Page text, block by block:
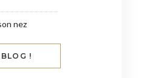
nez
!